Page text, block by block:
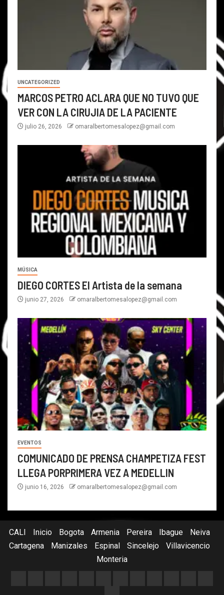
UNCATEGORIZED
MARCOS PETRO ACLARA QUE NO TUVO QUE
VER CON LA CIRUJIA DE LA PACIENTE
julio 26, 2026 omaralbertomesalopez@gmail.com
MÚSICA
DIEGO CORTES El Artista de la semana
junio 27, 2026 omaralbertomesalopez@gmail.com
EVENTOS
COMUNICADO DE PRENSA CHAMPETIZA FEST
LLEGA PORPRIMERA VEZ A MEDELLIN
junio 16, 2026 omaralbertomesalopez@gmail.com
CALI Inicio Bogota Armenia Pereira Ibague
Neiva
Cartagena
Manizales Espinal Sincelejo
Villavicencio
Monteria